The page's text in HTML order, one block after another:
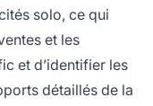
solo, ce qui
et les
et d’identifier les
détaillés de la